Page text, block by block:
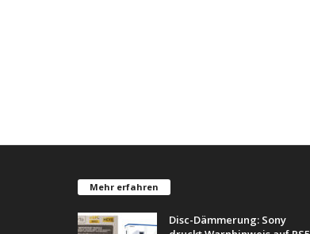
Mehr erfahren
Disc-Dämmerung: Sony